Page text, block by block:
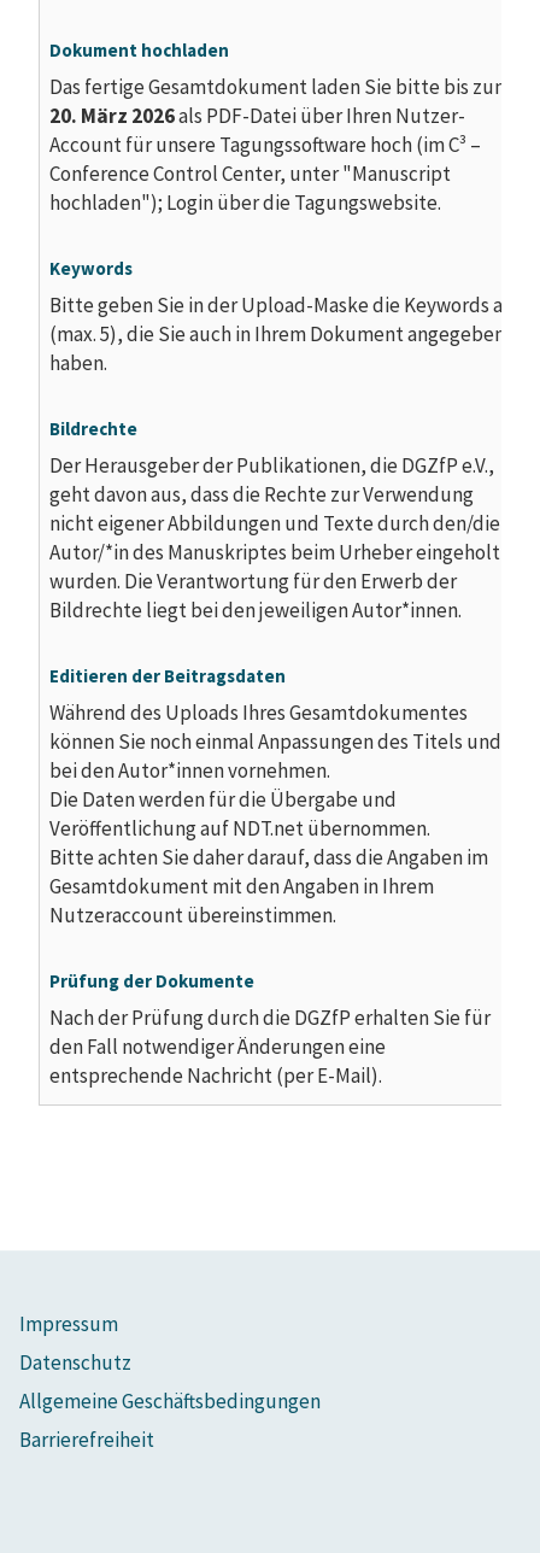
Dokument hochladen
Das fertige Gesamtdokument laden Sie bitte bis zum
20. März 2026als PDF-Datei über Ihren Nutzer-
Account für unsere Tagungssoftware hoch (im C³ –
Conference Control Center, unter "Manuscript
hochladen"); Login über die Tagungswebsite.
Keywords
Bitte geben Sie in der Upload-Maske die Keywords an
(max. 5), die Sie auch in Ihrem Dokument angegeben
haben.
Bildrechte
Der Herausgeber der Publikationen, die DGZfP e.V.,
geht davon aus, dass die Rechte zur Verwendung
nicht eigener Abbildungen und Texte durch den/die
Autor/*in des Manuskriptes beim Urheber eingeholt
wurden. Die Verantwortung für den Erwerb der
Bildrechte liegt bei den jeweiligen Autor*innen.
Editieren der Beitragsdaten
Während des Uploads Ihres Gesamtdokumentes
können Sie noch einmal Anpassungen des Titels und
bei den Autor*innen vornehmen.
Die Daten werden für die Übergabe und
Veröffentlichung auf NDT.net übernommen.
Bitte achten Sie daher darauf, dass die Angaben im
Gesamtdokument mit den Angaben in Ihrem
Nutzeraccount übereinstimmen.
Prüfung der Dokumente
Nach der Prüfung durch die DGZfP erhalten Sie für
den Fall notwendiger Änderungen eine
entsprechende Nachricht (per E-Mail).
Impressum
Datenschutz
Allgemeine Geschäftsbedingungen
Barrierefreiheit